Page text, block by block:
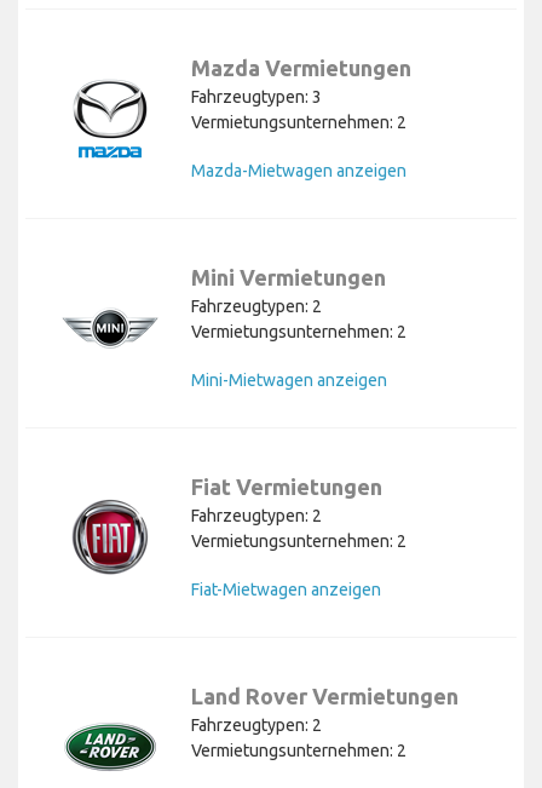
Mazda Vermietungen
Fahrzeugtypen: 3
Vermietungsunternehmen: 2
Mazda-Mietwagen anzeigen
Mini Vermietungen
Fahrzeugtypen: 2
Vermietungsunternehmen: 2
Mini-Mietwagen anzeigen
Fiat Vermietungen
Fahrzeugtypen: 2
Vermietungsunternehmen: 2
Fiat-Mietwagen anzeigen
Land Rover Vermietungen
Fahrzeugtypen: 2
Vermietungsunternehmen: 2